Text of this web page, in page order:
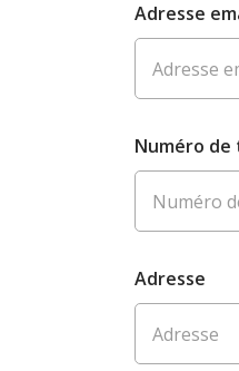
Adresse
Numéro
Adresse